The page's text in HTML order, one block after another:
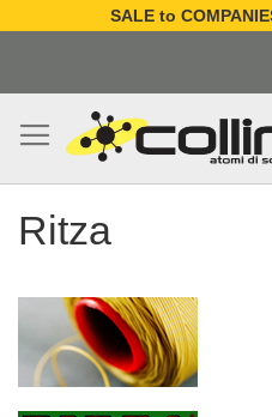
SALE to
Ritza